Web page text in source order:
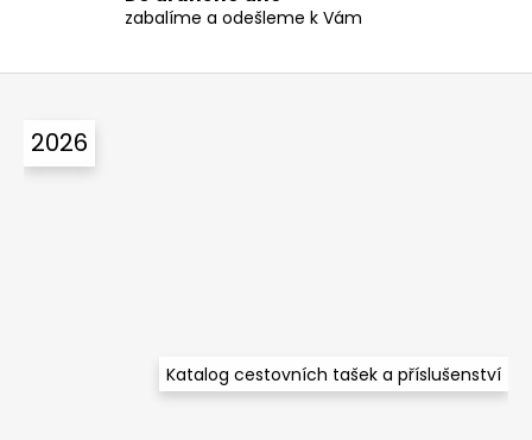
i
u
zabalíme a odešleme k Vám
2026
Katalog cestovních tašek a příslušenství